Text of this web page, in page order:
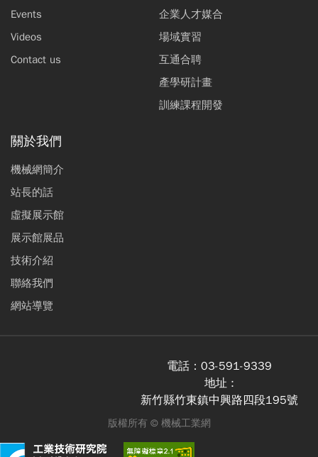
Events
Videos
Contact us
企業人才媒合
場域實習
互通合聘
產學研計畫
訓練課程開發
關於我們
機械網簡介
站長的話
虛擬展示館
展示館展品
技術介紹
聯絡我們
網站導覽
電話： 03-591-9339
地址 :
新竹縣竹東鎮中興路四段195號
版權所有 © 機械工業網